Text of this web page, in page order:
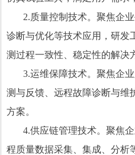
2.质量控制技术。聚焦企
诊断与优化等技术应用，研发
测过程一致性、稳定性的解决
3.运维保障技术。聚焦企
测与反馈、远程故障诊断与维
方案。
4.供应链管理技术。聚焦
程质量数据采集、集成、分析